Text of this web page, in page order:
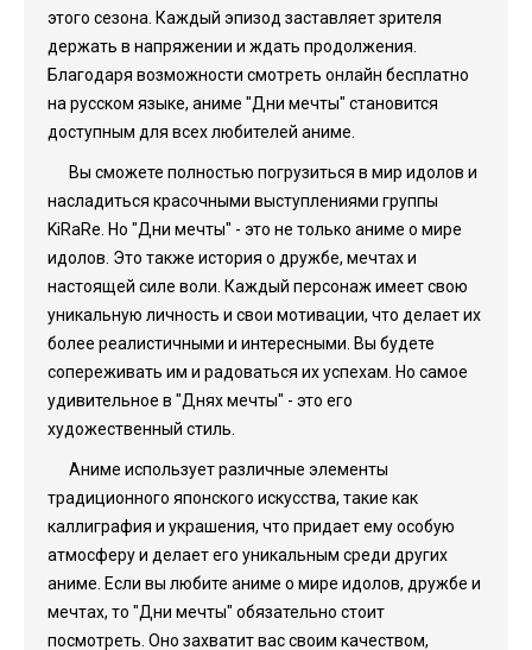
этого сезона. Каждый эпизод заставляет зрителя
держать в напряжении и ждать продолжения.
Благодаря возможности смотреть онлайн бесплатно
на русском языке, аниме "Дни мечты" становится
доступным для всех любителей аниме.
Вы сможете полностью погрузиться в мир идолов и
насладиться красочными выступлениями группы
KiRaRe. Но "Дни мечты" - это не только аниме о мире
идолов. Это также история о дружбе, мечтах и
настоящей силе воли. Каждый персонаж имеет свою
уникальную личность и свои мотивации, что делает их
более реалистичными и интересными. Вы будете
сопереживать им и радоваться их успехам. Но самое
удивительное в "Днях мечты" - это его
художественный стиль.
Аниме использует различные элементы
традиционного японского искусства, такие как
каллиграфия и украшения, что придает ему особую
атмосферу и делает его уникальным среди других
аниме. Если вы любите аниме о мире идолов, дружбе и
мечтах, то "Дни мечты" обязательно стоит
посмотреть. Оно захватит вас своим качеством,